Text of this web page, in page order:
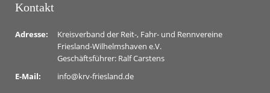
Kontakt
Adresse:
Kreisverband der Reit-, Fahr- und Rennvereine
Friesland-Wilhelmshaven e.V.
Geschäftsführer: Ralf Carstens
E-Mail:
info@krv-friesland.de